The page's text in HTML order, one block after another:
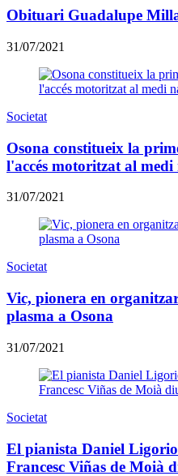
Obituari Guadalupe
31/07/2021
Societat
Osona constitueix la
l'accés motoritzat al
31/07/2021
Societat
​Vic, pionera en
plasma a Osona
31/07/2021
Societat
El pianista Daniel
Francesc Viñas de Moià